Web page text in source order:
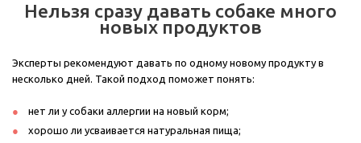
Нельзя сразу давать собаке много
новых продуктов
Эксперты рекомендуют давать по одному новому продукту в
несколько дней. Такой подход поможет понять:
нет ли у собаки аллергии на новый корм;
хорошо ли усваивается натуральная пища;